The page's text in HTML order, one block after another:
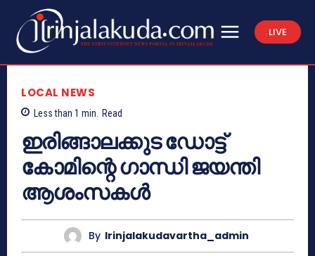
LIVE
LOCAL NEWS
Less than 1 min. Read
ഇരിങ്ങാലക്കുട ഡോട്ട്
കോമിന്റെ ഗാന്ധി ജയന്തി
ആശംസകള്‍
By Irinjalakudavartha_admin